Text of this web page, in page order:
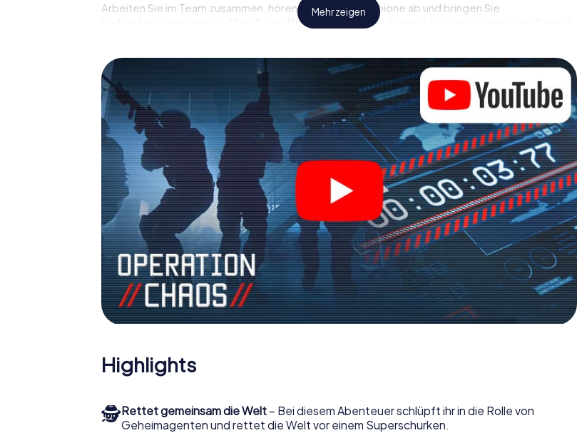
Arbeiten Sie im Team zusammen, hören Sie feindliche Spione ab und bringen Sie
Verbindungspersonen auf Ihre Seite. Bei diesem Escape Game in Hachenburg müssen Sie und
Team im Highscore von Hachenburg und erhalten Zugang zu Ihrer ganz persönlichen
Bildergalerie. Das myCityHunt Escape Game macht Hachenburg zu Ihrem ganz persönlichen
Erlebnisspielplatz. Holen Sie sich Ihre Tickets in die Welt der Spionage und Geheimagenten und
verwandeln Sie Hachenburg in einen Outdoor Escape Room!
Mehr zeigen
Highlights
🕵Rettet gemeinsam die Welt – Bei diesem Abenteuer schlüpft ihr in die Rolle von
Geheimagenten und rettet die Welt vor einem Superschurken.